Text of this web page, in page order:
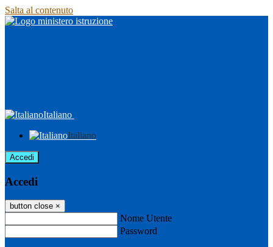
Salta al contenuto
Italiano
Italiano
Accedi
Accedi
button close ×
Nome Utente
Password